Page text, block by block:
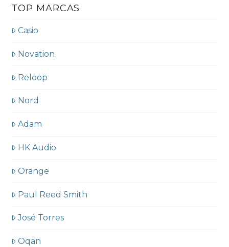
TOP MARCAS
Casio
Novation
Reloop
Nord
Adam
HK Audio
Orange
Paul Reed Smith
José Torres
Oqan